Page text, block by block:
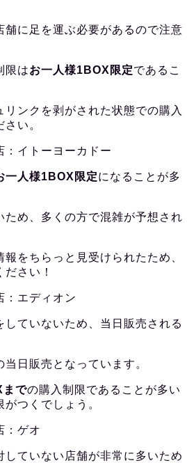
舗に足を運ぶ必要があるので注意
限はお一人様1BOX限定であるこ
ンクを剥がされた状態での購入
い。
：イトーヨーカドー
一人様1BOX限定になることが多
ため、多くの方で混雑が予想され
をちらっと見受けられたため、
さい！
：エディオン
していないため、当日販売される
日販売となっています。
までの購入制限であることが多い
つくでしょう。
：ゲオ
していない店舗が非常に多いため